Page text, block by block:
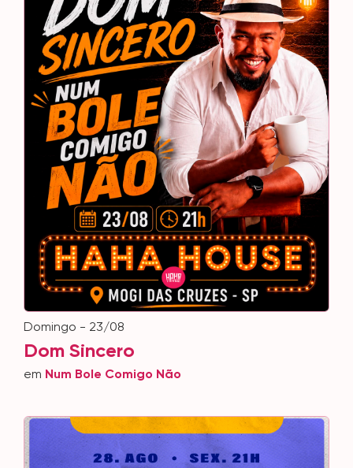
domingo - 23/08
Dom Sincero
em Num Bole Comigo Não